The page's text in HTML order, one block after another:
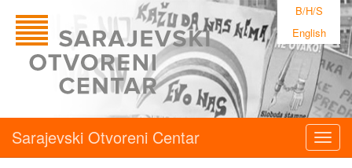
B/H/S
English
Sarajevski Otvoreni Centar